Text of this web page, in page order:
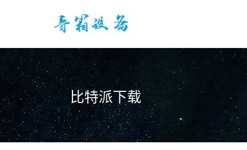
比特派下载